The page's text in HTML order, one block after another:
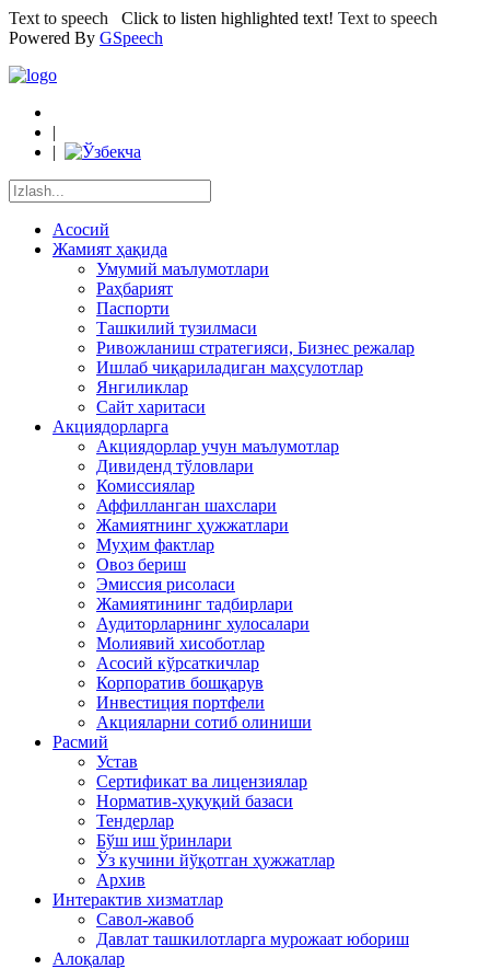
Text to speech Click to listen highlighted text! Text to speech
Powered By GSpeech
|
|
Асосий
Жамият ҳақида
Умумий маълумотлари
Раҳбарият
Паспорти
Ташкилий тузилмаси
Ривожланиш стратегияси, Бизнес режалар
Ишлаб чиқариладиган маҳсулотлар
Янгиликлар
Сайт харитаси
Акциядорларга
Акциядорлар учун маълумотлар
Дивиденд тўловлари
Комиссиялар
Аффилланган шахслари
Жамиятнинг ҳужжатлари
Муҳим фактлар
Овоз бериш
Эмиссия рисоласи
Жамиятининг тадбирлари
Аудиторларнинг хулосалари
Молиявий хисоботлар
Асосий кўрсаткичлар
Корпоратив бошқарув
Инвестиция портфели
Акцияларни сотиб олиниши
Расмий
Устав
Сертификат ва лицензиялар
Норматив-ҳуқуқий базаси
Тендерлар
Бўш иш ўринлари
Ўз кучини йўқотган ҳужжатлар
Архив
Интерактив хизматлар
Савол-жавоб
Давлат ташкилотларга мурожаат юбориш
Алоқалар